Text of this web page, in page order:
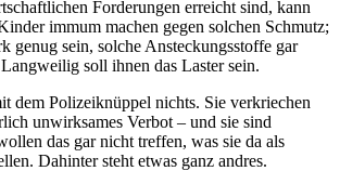
Forderungen erreicht sind, kann
immum machen gegen solchen Schmutz;
genug sein, solche Ansteckungsstoffe gar
soll ihnen das Laster sein.
dem Polizeiknüppel nichts. Sie verkriechen
unwirksames Verbot – und sie sind
das gar nicht treffen, was sie da als
Dahinter steht etwas ganz andres.